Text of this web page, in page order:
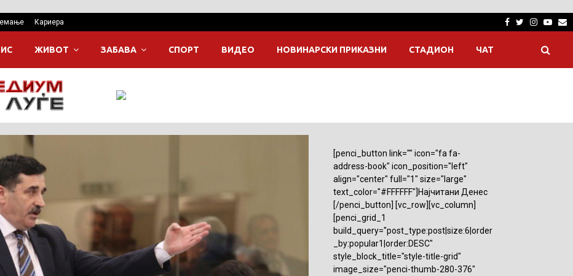
Кариера Facebook
Twitter
ЖИВОТ ЗАБАВА СПОРТ ВИДЕО НОВИНАРСКИ ПРИКАЗНИ СТАДИОН ЧАТ
[penci_button link="" icon="fa fa-
address-book" icon_position="left"
align="center" full="1" size="large"
text_color="#FFFFFF"]Најчитани Денес
[/penci_button] [vc_row][vc_column]
[penci_grid_1
build_query="post_type:post|size:6|order
_by:popular1|order:DESC"
style_block_title="style-title-grid"
image_size="penci-thumb-280-376"